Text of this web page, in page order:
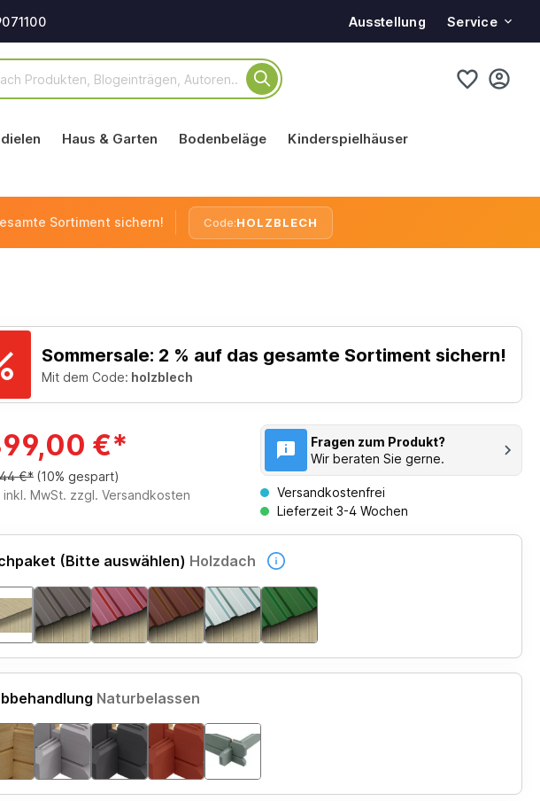
Ausstellung Service
Haus & Garten Bodenbeläge Kinderspielhäuser
Sortiment sichern! Code:HOLZBLECH
Sommersale: 2 % auf das gesamte Sortiment sichern!
Mit dem Code: holzblech
€*
€* (10% gespart)
inkl. MwSt. zzgl. Versandkosten
Fragen zum Produkt?
Wir beraten Sie gerne.
Versandkostenfrei
Lieferzeit 3-4 Wochen
(Bitte auswählen) Holzdach
Naturbelassen